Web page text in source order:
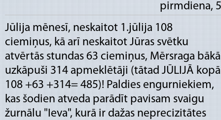
pirmdiena,
Jūlija mēnesī, neskaitot 1.jūlija 108
ciemiņus, kā arī neskaitot Jūras svētku
atvērtās stundas 63 ciemiņus, Mērsraga bākā
uzkāpuši 314 apmeklētāji (tātad JŪLIJĀ kopā
108 +63 +314= 485)! Paldies engurniekiem,
kas šodien atveda parādīt pavisam svaigu
žurnālu "Ieva", kurā ir dažas neprecizitātes